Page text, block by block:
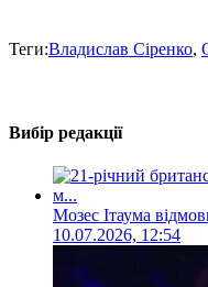
Теги:Владислав Сіренко,
Вибір редакції
Мозес Ітаума
10.07.2026, 12:54